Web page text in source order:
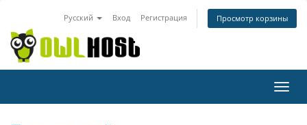
Русский Вход Регистрация Просмотр корзины